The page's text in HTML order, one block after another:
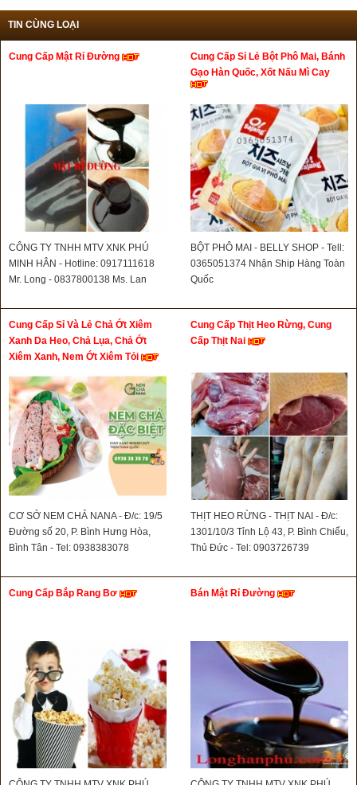
TIN CÙNG LOẠI
Cung Cấp Mật Rỉ Đường
CÔNG TY TNHH MTV XNK PHÚ
MINH HÂN - Hotline: 0917111618
Mr. Long - 0837800138 Ms. Lan
Cung Cấp Sỉ Lẻ Bột Phô Mai, Bánh
Gạo Hàn Quốc, Xốt Nấu Mì Cay
BỘT PHÔ MAI - BELLY SHOP - Tell:
0365051374 Nhận Ship Hàng Toàn
Quốc
Cung Cấp Sỉ Và Lẻ Chả Ớt Xiêm
Xanh Da Heo, Chả Lụa, Chả Ớt
Xiêm Xanh, Nem Ớt Xiêm Tỏi
CƠ SỞ NEM CHẢ NANA - Đ/c: 19/5
Đường số 20, P. Bình Hưng Hòa,
Bình Tân - Tel: 0938383078
Cung Cấp Thịt Heo Rừng, Cung
Cấp Thịt Nai
THỊT HEO RỪNG - THỊT NAI - Đ/c:
1301/10/3 Tỉnh Lộ 43, P. Bình Chiểu,
Thủ Đức - Tel: 0903726739
Cung Cấp Bắp Rang Bơ Bán Mật Rỉ Đường